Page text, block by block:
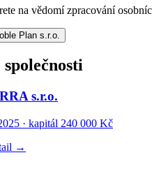
na vědomí zpracování
Plan s.r.o.
společnosti
s.r.o.
· kapitál 240 000 Kč
→